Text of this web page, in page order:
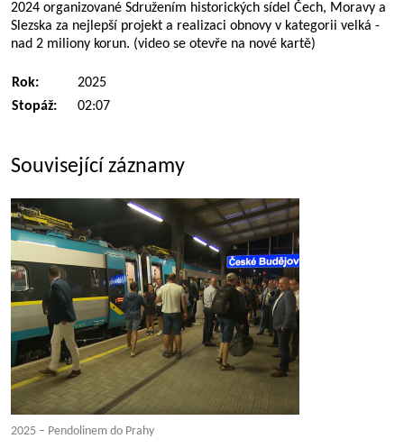
2024 organizované Sdružením historických sídel Čech, Moravy a
Slezska za nejlepší projekt a realizaci obnovy v kategorii velká -
nad 2 miliony korun. (video se otevře na nové kartě)
Rok:
2025
Stopáž:
02:07
Související záznamy
2025 – Pendolinem do Prahy